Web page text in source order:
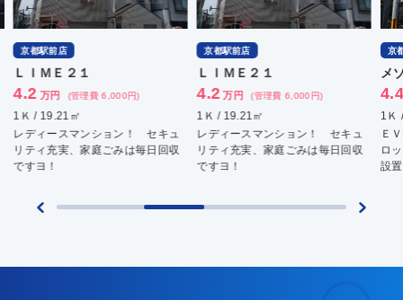
キュ
回収
京都駅前店
ＬＩＭＥ２１
4.2 万円 (管理費 6,000円)
1Ｋ / 19.21㎡
レディースマンション！ セキュ
リティ充実、家庭ごみは毎日回収
ですヨ！
京都駅前店
メゾンブランシュＢ
4.4 万円 (管理費 -)
1Ｋ / 18㎡
ＥＶ、オートロック付！ オート
ロック、エレベータ、室内洗濯機
設置可能、設備充実！